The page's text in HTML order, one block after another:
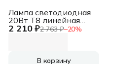
2 210 ₽2 763 ₽−20%
Лампа светодиодная
20Вт T8 линейная
1200мм 6500К G13
В корзину